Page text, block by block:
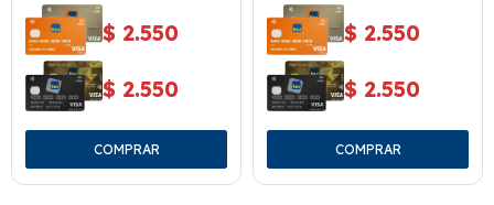
$ 2.550
$ 2.550
$ 2.550
$ 2.550